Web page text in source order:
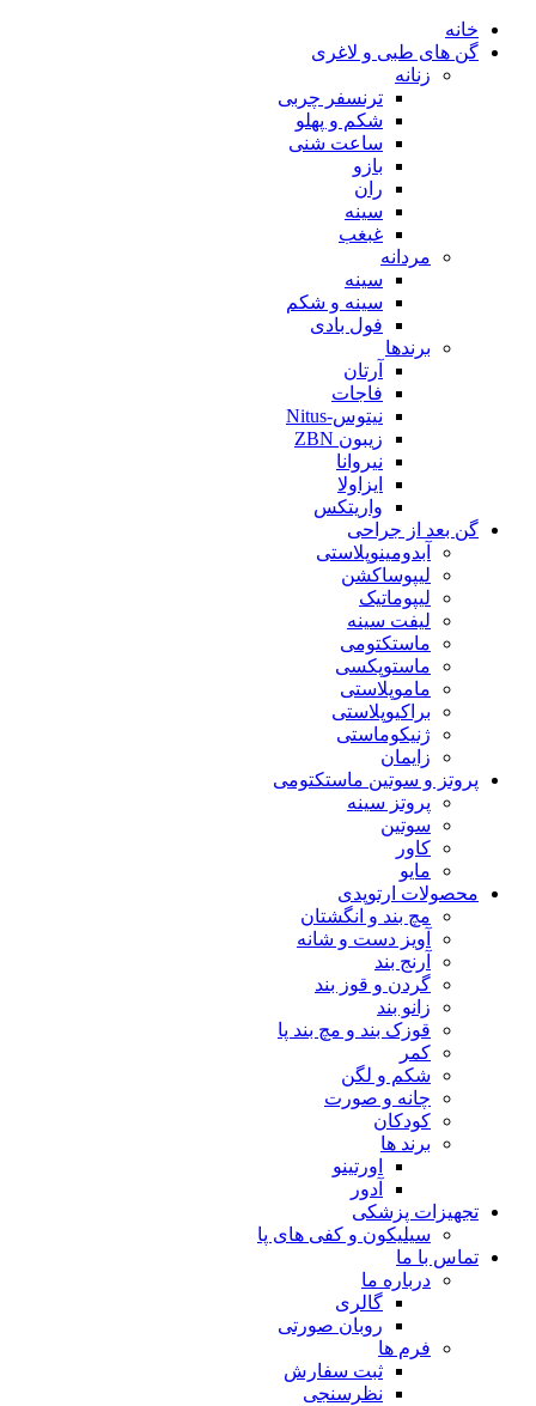
خانه
گن های طبی و لاغری
زنانه
ترنسفر چربی
شکم و پهلو
ساعت شنی
بازو
ران
سینه
غبغب
مردانه
سینه
سینه و شکم
فول بادی
برندها
آرتان
فاجات
نیتوس-Nitus
زیبون ZBN
نیروانا
ایزاولا
واریتکس
گن بعد از جراحی
آبدومینوپلاستی
لیپوساکشن
لیپوماتیک
لیفت سینه
ماستکتومی
ماستوپکسی
ماموپلاستی
براکیوپلاستی
ژنیکوماستی
زایمان
پروتز و سوتین ماستکتومی
پروتز سینه
سوتین
کاور
مایو
محصولات ارتوپدی
مچ بند و انگشتان
آویز دست و شانه
آرنج بند
گردن و قوز بند
زانو بند
قوزک بند و مچ بند پا
کمر
شکم و لگن
چانه و صورت
کودکان
برند ها
اورتینو
آدور
تجهیزات پزشکی
سیلیکون و کفی های پا
تماس با ما
درباره ما
گالری
روبان صورتی
فرم ها
ثبت سفارش
نظرسنجی